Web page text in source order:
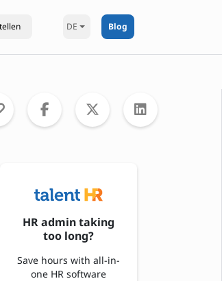
DE Blog
HR admin taking
too long?
Save hours with all-in-
one HR software